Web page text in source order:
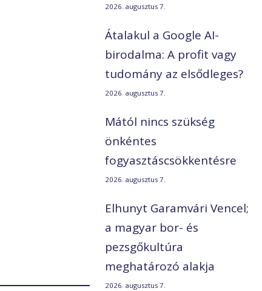
2026. augusztus 7.
Átalakul a Google AI-
birodalma: A profit vagy
tudomány az elsődleges?
2026. augusztus 7.
Mától nincs szükség
önkéntes
fogyasztáscsökkentésre
2026. augusztus 7.
Elhunyt Garamvári Vencel;
a magyar bor- és
pezsgőkultúra
meghatározó alakja
2026. augusztus 7.